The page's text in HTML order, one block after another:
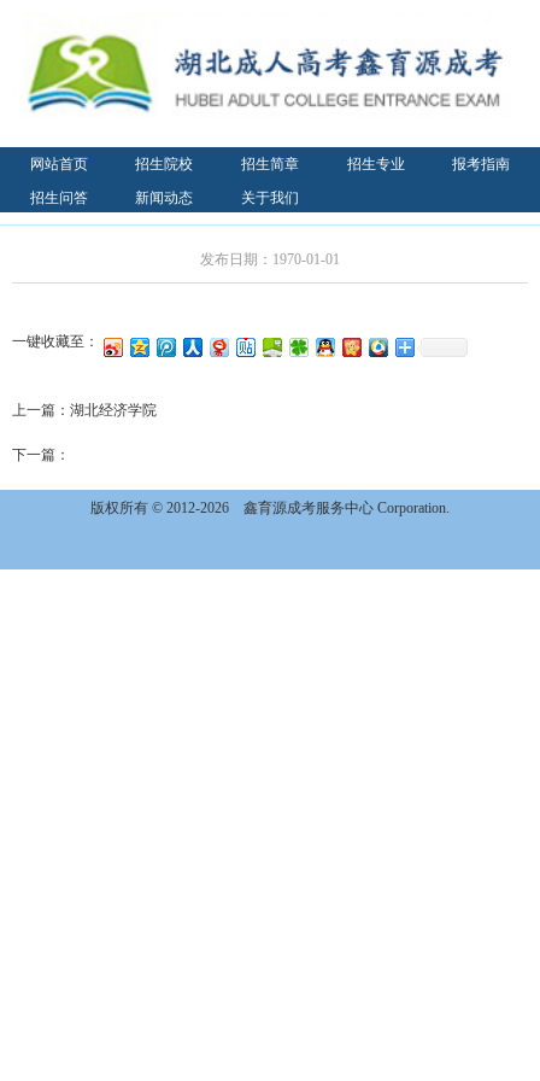
网站首页 招生院校 招生简章 招生专业
报考指南
招生问答
新闻动态 关于我们
发布日期：1970-01-01
一键收藏至：
上一篇： 湖北经济学院
下一篇：
版权所有 © 2012-2026 鑫育源成考服务中心 Corporation.